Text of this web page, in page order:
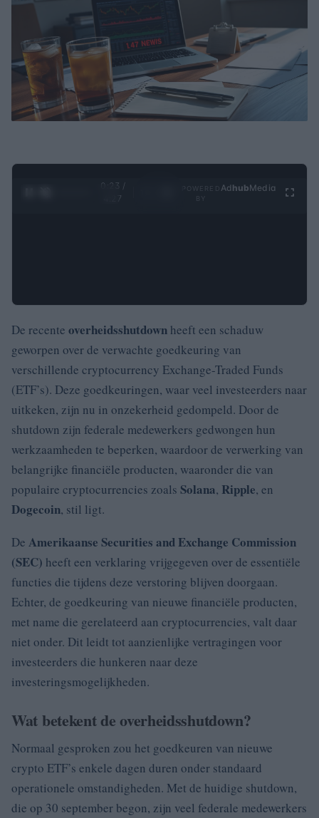
0:24 /
4:27
Ad hubMedia
De recente overheidsshutdown heeft een schaduw
geworpen over de verwachte goedkeuring van
verschillende cryptocurrency Exchange-Traded Funds
(ETF’s). Deze goedkeuringen, waar veel investeerders naar
uitkeken, zijn nu in onzekerheid gedompeld. Door de
shutdown zijn federale medewerkers gedwongen hun
werkzaamheden te beperken, waardoor de verwerking van
belangrijke financiële producten, waaronder die van
populaire cryptocurrencies zoals Solana, Ripple, en
Dogecoin, stil ligt.
De Amerikaanse Securities and Exchange Commission
(SEC) heeft een verklaring vrijgegeven over de essentiële
functies die tijdens deze verstoring blijven doorgaan.
Echter, de goedkeuring van nieuwe financiële producten,
met name die gerelateerd aan cryptocurrencies, valt daar
niet onder. Dit leidt tot aanzienlijke vertragingen voor
investeerders die hunkeren naar deze
investeringsmogelijkheden.
Wat betekent de overheidsshutdown?
Normaal gesproken zou het goedkeuren van nieuwe
crypto ETF’s enkele dagen duren onder standaard
operationele omstandigheden. Met de huidige shutdown,
die op 30 september begon, zijn veel federale medewerkers